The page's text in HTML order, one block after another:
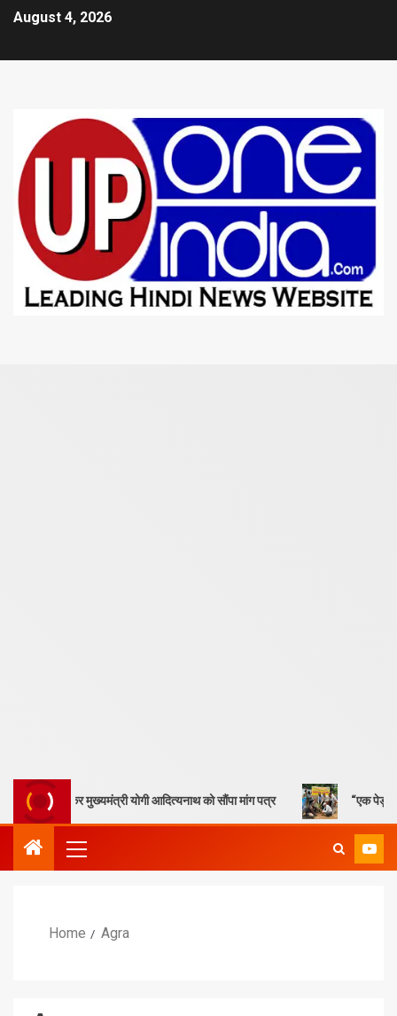
August 4, 2026
लेकर मुख्यमंत्री योगी आदित्यनाथ को सौंपा मांग पत्र “एक पेड़ माँ के नाम”
Home Agra